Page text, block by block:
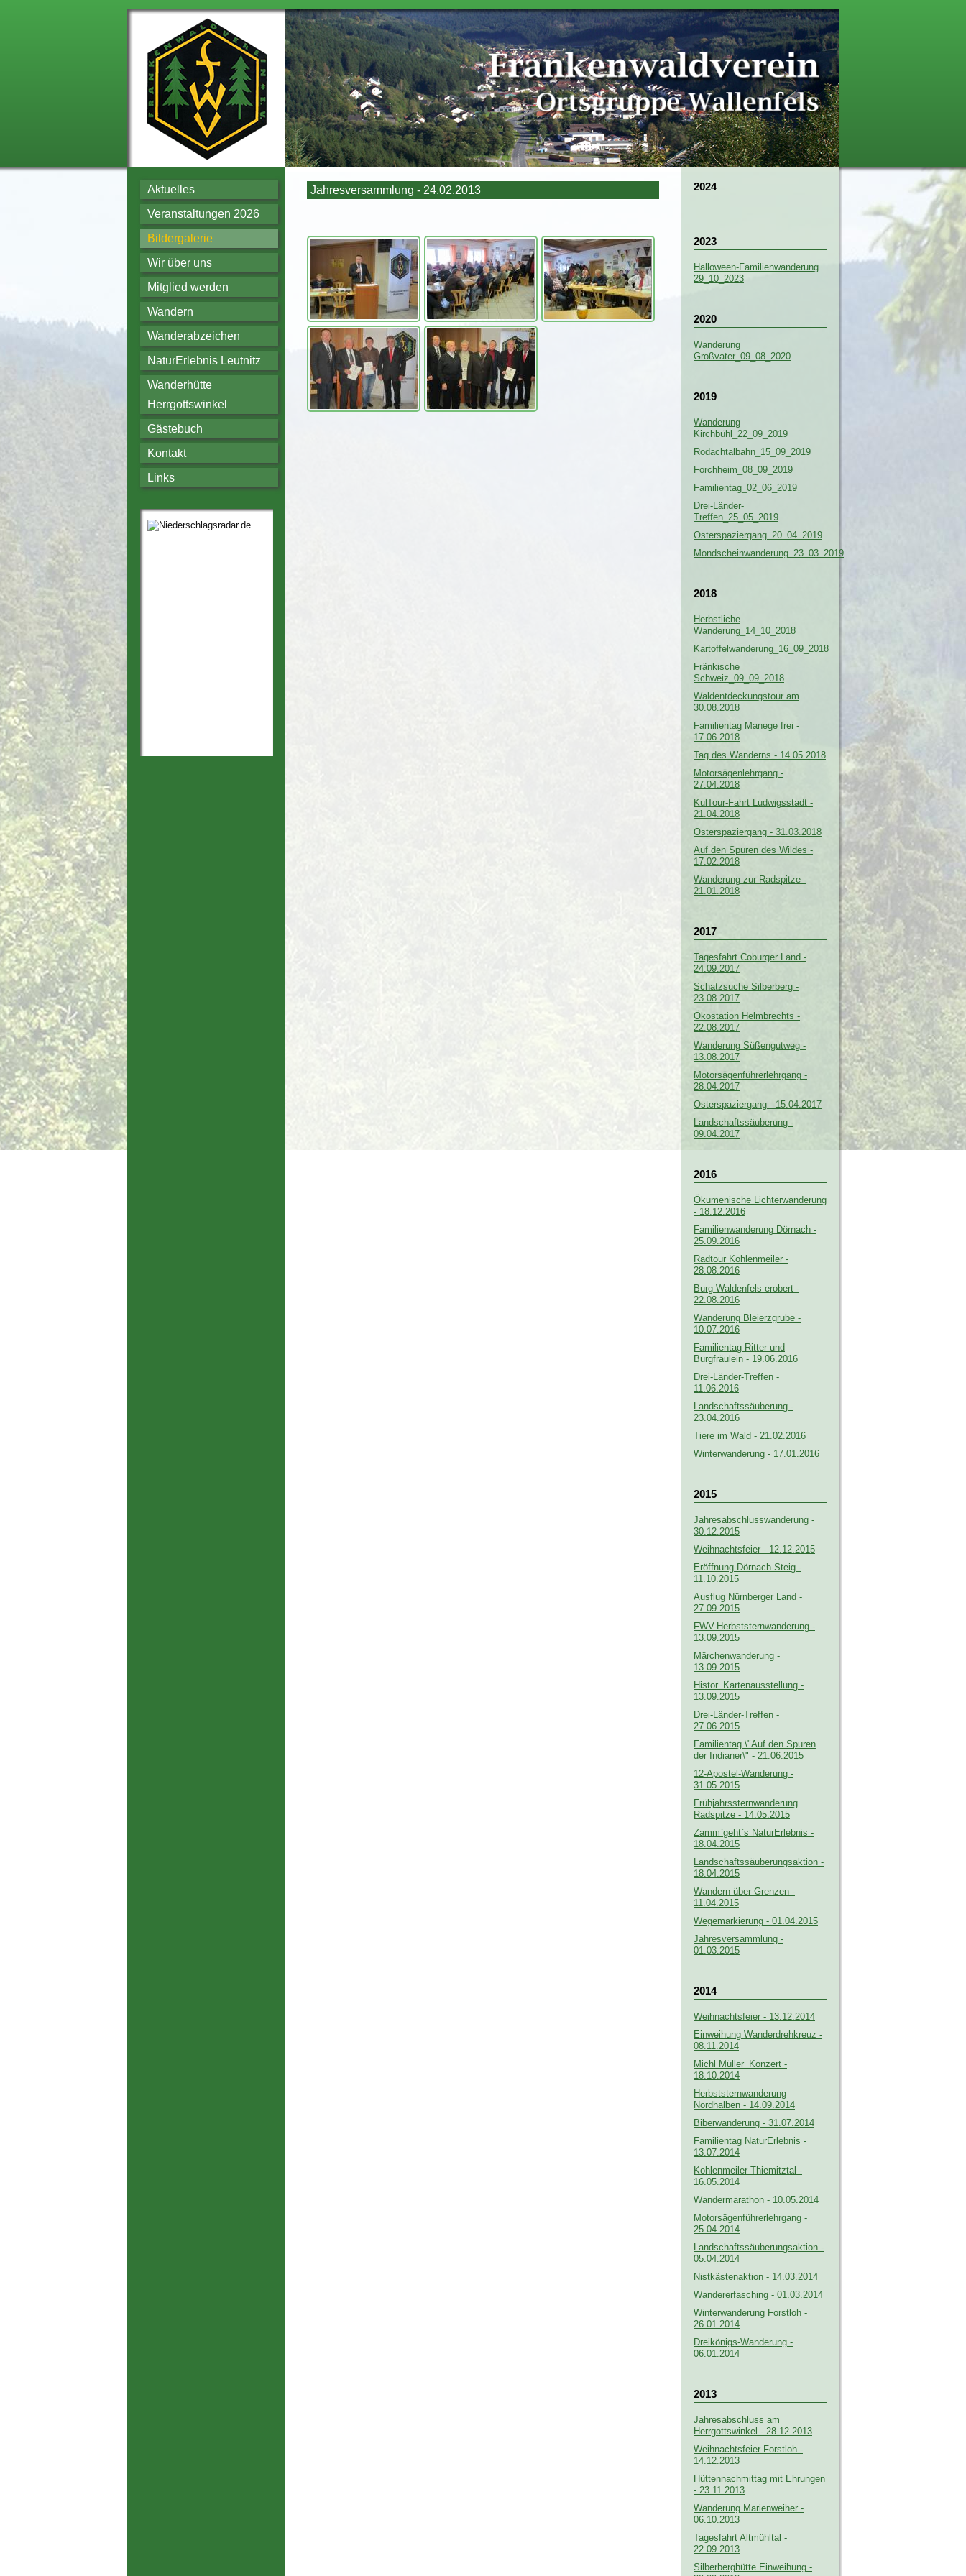
Aktuelles
Veranstaltungen 2026
Bildergalerie
Wir über uns
Mitglied werden
Wandern
Wanderabzeichen
NaturErlebnis Leutnitz
Wanderhütte
Herrgottswinkel
Gästebuch
Kontakt
Links
Jahresversammlung - 24.02.2013 2024
2023
Halloween-Familienwanderung
29_10_2023
2020
Wanderung
Großvater_09_08_2020
2019
Wanderung
Kirchbühl_22_09_2019
Rodachtalbahn_15_09_2019
Forchheim_08_09_2019
Familientag_02_06_2019
Drei-Länder-
Treffen_25_05_2019
Osterspaziergang_20_04_2019
Mondscheinwanderung_23_03_2019
2018
Herbstliche
Wanderung_14_10_2018
Kartoffelwanderung_16_09_2018
Fränkische
Schweiz_09_09_2018
Waldentdeckungstour am
30.08.2018
Familientag Manege frei -
17.06.2018
Tag des Wanderns - 14.05.2018
Motorsägenlehrgang -
27.04.2018
KulTour-Fahrt Ludwigsstadt -
21.04.2018
Osterspaziergang - 31.03.2018
Auf den Spuren des Wildes -
17.02.2018
Wanderung zur Radspitze -
21.01.2018
2017
Tagesfahrt Coburger Land -
24.09.2017
Schatzsuche Silberberg -
23.08.2017
Ökostation Helmbrechts -
22.08.2017
Wanderung Süßengutweg -
13.08.2017
Motorsägenführerlehrgang -
28.04.2017
Osterspaziergang - 15.04.2017
Landschaftssäuberung -
09.04.2017
2016
Ökumenische Lichterwanderung
- 18.12.2016
Familienwanderung Dörnach -
25.09.2016
Radtour Kohlenmeiler -
28.08.2016
Burg Waldenfels erobert -
22.08.2016
Wanderung Bleierzgrube -
10.07.2016
Familientag Ritter und
Burgfräulein - 19.06.2016
Drei-Länder-Treffen -
11.06.2016
Landschaftssäuberung -
23.04.2016
Tiere im Wald - 21.02.2016
Winterwanderung - 17.01.2016
2015
Jahresabschlusswanderung -
30.12.2015
Weihnachtsfeier - 12.12.2015
Eröffnung Dörnach-Steig -
11.10.2015
Ausflug Nürnberger Land -
27.09.2015
FWV-Herbststernwanderung -
13.09.2015
Märchenwanderung -
13.09.2015
Histor. Kartenausstellung -
13.09.2015
Drei-Länder-Treffen -
27.06.2015
Familientag \"Auf den Spuren
der Indianer\" - 21.06.2015
12-Apostel-Wanderung -
31.05.2015
Frühjahrssternwanderung
Radspitze - 14.05.2015
Zamm`geht`s NaturErlebnis -
18.04.2015
Landschaftssäuberungsaktion -
18.04.2015
Wandern über Grenzen -
11.04.2015
Wegemarkierung - 01.04.2015
Jahresversammlung -
01.03.2015
2014
Weihnachtsfeier - 13.12.2014
Einweihung Wanderdrehkreuz -
08.11.2014
Michl Müller_Konzert -
18.10.2014
Herbststernwanderung
Nordhalben - 14.09.2014
Biberwanderung - 31.07.2014
Familientag NaturErlebnis -
13.07.2014
Kohlenmeiler Thiemitztal -
16.05.2014
Wandermarathon - 10.05.2014
Motorsägenführerlehrgang -
25.04.2014
Landschaftssäuberungsaktion -
05.04.2014
Nistkästenaktion - 14.03.2014
Wandererfasching - 01.03.2014
Winterwanderung Forstloh -
26.01.2014
Dreikönigs-Wanderung -
06.01.2014
2013
Jahresabschluss am
Herrgottswinkel - 28.12.2013
Weihnachtsfeier Forstloh -
14.12.2013
Hüttennachmittag mit Ehrungen
- 23.11.2013
Wanderung Marienweiher -
06.10.2013
Tagesfahrt Altmühltal -
22.09.2013
Silberberghütte Einweihung -